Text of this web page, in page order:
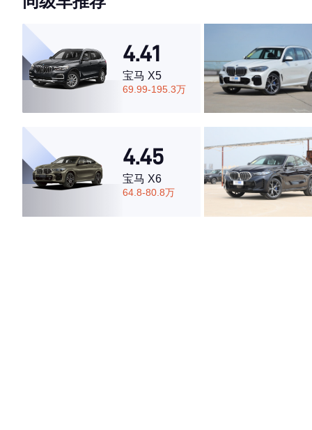
4.41
宝马 X5
69.99-195.3万
4.45
宝马 X6
64.8-80.8万